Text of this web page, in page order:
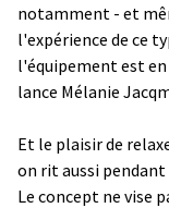
notamment - et
l'expérience de ce
l'équipement est en
lance Mélanie
Et le plaisir de
on rit aussi
Le concept ne vise